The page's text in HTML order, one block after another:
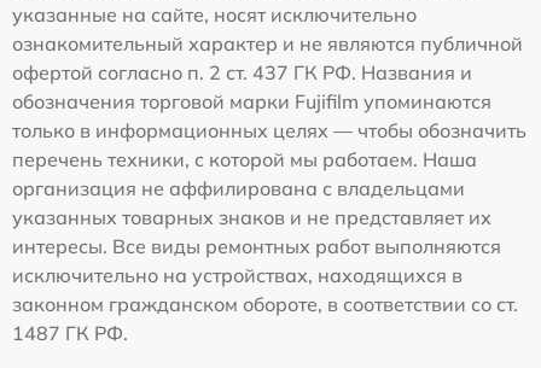
указанные на сайте, носят исключительно
ознакомительный характер и не являются публичной
офертой согласно п. 2 ст. 437 ГК РФ. Названия и
обозначения торговой марки Fujifilm упоминаются
только в информационных целях — чтобы обозначить
перечень техники, с которой мы работаем. Наша
организация не аффилирована с владельцами
указанных товарных знаков и не представляет их
интересы. Все виды ремонтных работ выполняются
исключительно на устройствах, находящихся в
законном гражданском обороте, в соответствии со ст.
1487 ГК РФ.